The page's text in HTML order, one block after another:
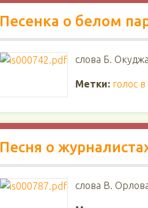
Песенка о белом
слова Б.
Метки: голос
Песня о
слова В.